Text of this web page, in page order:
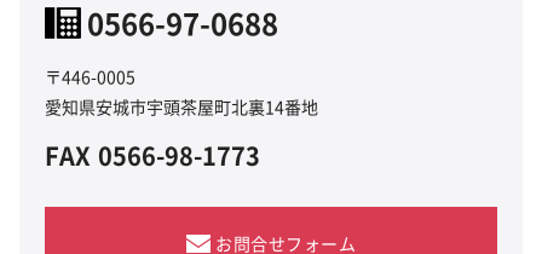
0566-97-0688
〒446-0005
愛知県安城市宇頭茶屋町北裏14番地
FAX 0566-98-1773
お問合せフォーム